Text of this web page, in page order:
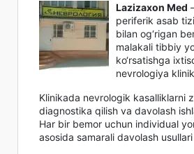
Lazizaxon Med
periferik asab
bilan og‘rigan
malakali tibbiy
ko‘rsatishga
nevrologiya
Klinikada nevrologik kasalliklarni
diagnostika qilish va davolash
Har bir bemor uchun individual
asosida samarali davolash usullari